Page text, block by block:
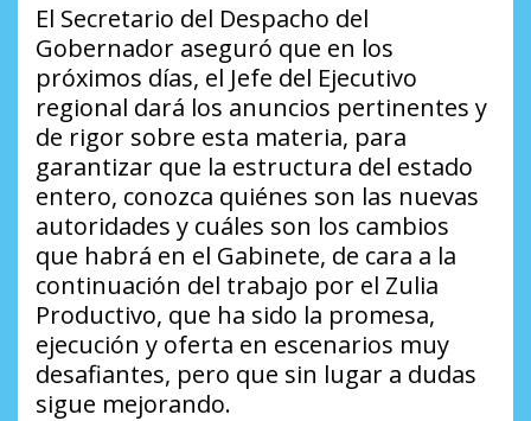
El Secretario del Despacho del
Gobernador aseguró que en los
próximos días, el Jefe del Ejecutivo
regional dará los anuncios pertinentes y
de rigor sobre esta materia, para
garantizar que la estructura del estado
entero, conozca quiénes son las nuevas
autoridades y cuáles son los cambios
que habrá en el Gabinete, de cara a la
continuación del trabajo por el Zulia
Productivo, que ha sido la promesa,
ejecución y oferta en escenarios muy
desafiantes, pero que sin lugar a dudas
sigue mejorando.